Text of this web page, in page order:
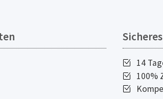
14
100%